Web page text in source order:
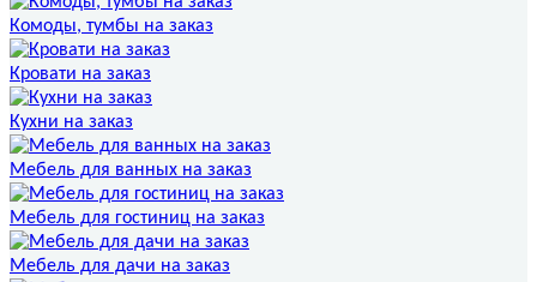
Комоды, тумбы на заказ
Кровати на заказ
Кухни на заказ
Мебель для ванных на заказ
Мебель для гостиниц на заказ
Мебель для дачи на заказ